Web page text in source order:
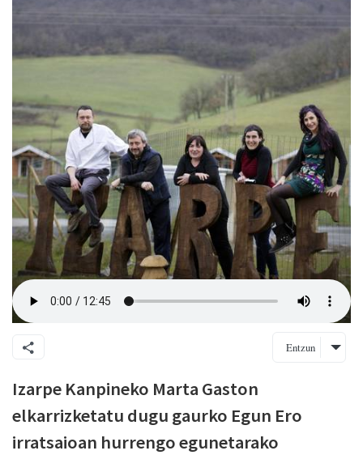
Entzun
Izarpe Kanpineko Marta Gaston
elkarrizketatu dugu gaurko Egun Ero
irratsaioan hurrengo egunetarako